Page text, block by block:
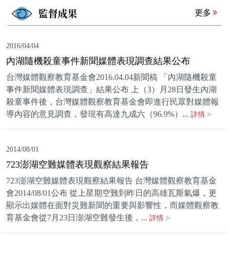
監督成果 更多
2016/04/04
內湖隨機殺童事件新聞媒體表現調查結果公布
台灣媒體觀察教育基金會2016.04.04新聞稿 「內湖隨機殺童
事件新聞媒體表現調查」結果公布 上（3）月28日發生內湖
殺童事件後，台灣媒體觀察教育基金會即進行民眾對媒體報
導內容的意見調查，發現有高達九成六（96.9%）... 詳情 >
2014/08/01
723澎湖空難媒體表現觀察結果報告
723澎湖空難媒體表現觀察結果報告 台灣媒體觀察教育基金
會2014/08/01公布 從上星期空難到昨日的高雄瓦斯氣爆，更
顯示出媒體在面對災難新聞的重要與影響性，而媒體觀察教
育基金會從7月23日澎湖空難發生後，... 詳情 >